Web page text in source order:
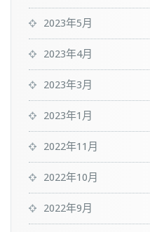
2023年5月
2023年4月
2023年3月
2023年1月
2022年11月
2022年10月
2022年9月